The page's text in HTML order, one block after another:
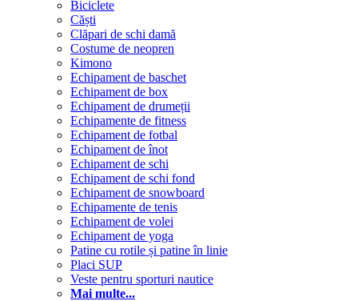
Biciclete
Căști
Clăpari de schi damă
Costume de neopren
Kimono
Echipament de baschet
Echipament de box
Echipament de drumeții
Echipamente de fitness
Echipament de fotbal
Echipament de înot
Echipament de schi
Echipament de schi fond
Echipament de snowboard
Echipamente de tenis
Echipament de volei
Echipament de yoga
Patine cu rotile și patine în linie
Placi SUP
Veste pentru sporturi nautice
Mai multe...